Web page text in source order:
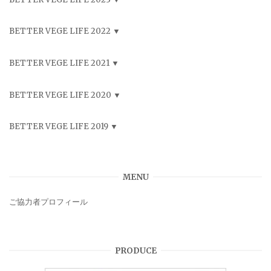
BETTER VEGE LIFE 2022
BETTER VEGE LIFE 2021
BETTER VEGE LIFE 2020
BETTER VEGE LIFE 2019
MENU
ご協力者プロフィール
PRODUCE